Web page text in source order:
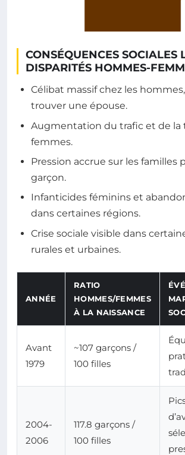
CONSÉQUENCES SOCIALES
DISPARITÉS HOMMES-
Célibat massif chez les
trouver une épouse.
Augmentation du trafic et de la
femmes.
Pression accrue sur les familles
garçon.
Infanticides féminins et
dans certaines régions.
Crise sociale visible dans
rurales et urbaines.
ANNÉE
RATIO
HOMMES/FEMMES
À LA NAISSANCE
Avant
1979
~107 garçons /
100 filles
2004-
2006
117.8 garçons /
100 filles